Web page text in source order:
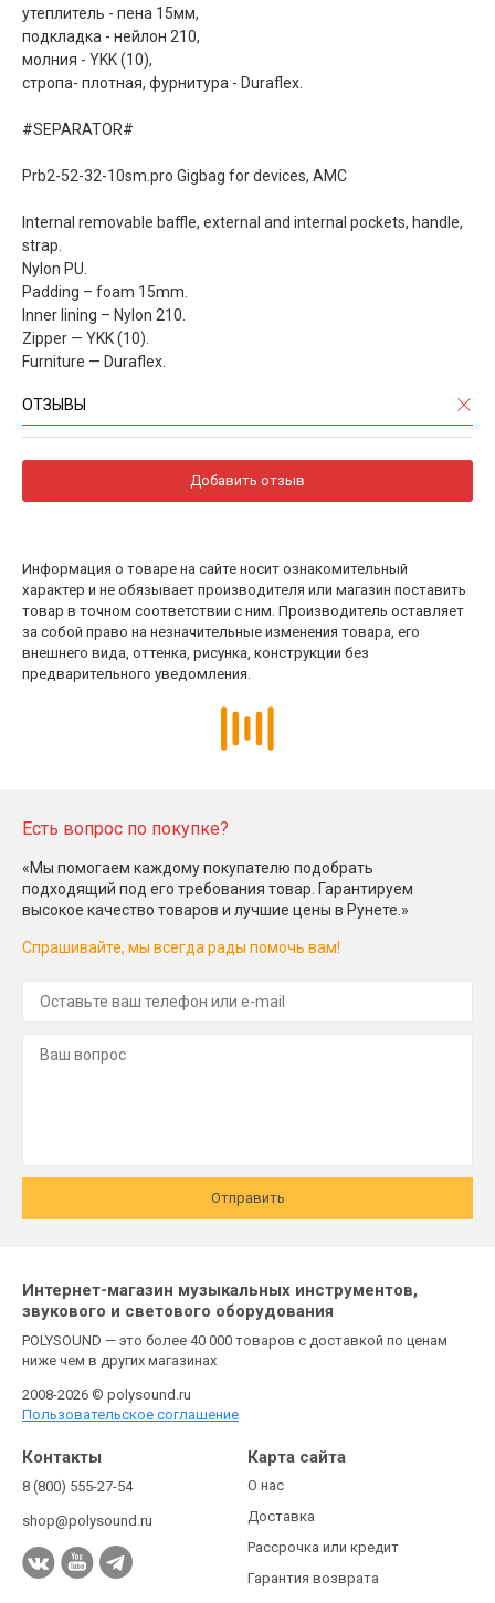
утеплитель - пена 15мм,
подкладка - нейлон 210,
молния - YKK (10),
стропа- плотная, фурнитура - Duraflex.
#SEPARATOR#
Prb2-52-32-10sm.pro Gigbag for devices, AMC
Internal removable baffle, external and internal pockets, handle,
strap.
Nylon PU.
Padding – foam 15mm.
Inner lining – Nylon 210.
Zipper — YKK (10).
Furniture — Duraflex.
ОТЗЫВЫ
Добавить отзыв
Информация о товаре на сайте носит ознакомительный
характер и не обязывает производителя или магазин поставить
товар в точном соответствии с ним. Производитель оставляет
за собой право на незначительные изменения товара, его
внешнего вида, оттенка, рисунка, конструкции без
предварительного уведомления.
Есть вопрос по покупке?
«Мы помогаем каждому покупателю подобрать
подходящий под его требования товар. Гарантируем
высокое качество товаров и лучшие цены в Рунете.»
Спрашивайте, мы всегда рады помочь вам!
Отправить
Интернет-магазин музыкальных инструментов,
звукового и светового оборудования
POLYSOUND — это более 40 000 товаров с доставкой по ценам
ниже чем в других магазинах
2008-2026 © polysound.ru
Пользовательское соглашение
Контакты
8 (800) 555-27-54
shop@polysound.ru
Карта сайта
О нас
Доставка
Рассрочка или кредит
Гарантия возврата